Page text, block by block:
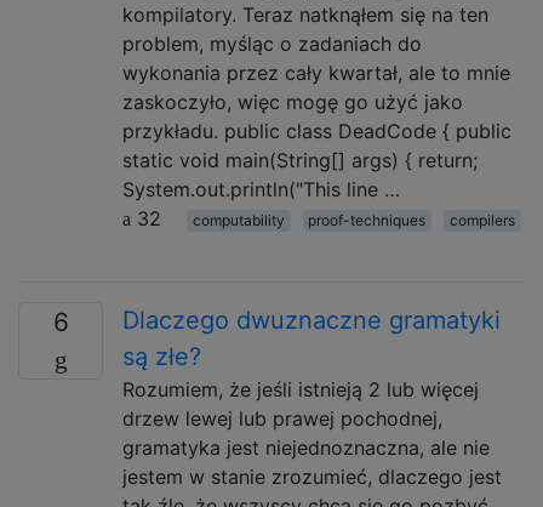
kompilatory. Teraz natknąłem się na ten
problem, myśląc o zadaniach do
wykonania przez cały kwartał, ale to mnie
zaskoczyło, więc mogę go użyć jako
przykładu. public class DeadCode { public
static void main(String[] args) { return;
System.out.println("This line …
32
computability proof-techniques compilers
6
Dlaczego dwuznaczne gramatyki
są złe?
Rozumiem, że jeśli istnieją 2 lub więcej
drzew lewej lub prawej pochodnej,
gramatyka jest niejednoznaczna, ale nie
jestem w stanie zrozumieć, dlaczego jest